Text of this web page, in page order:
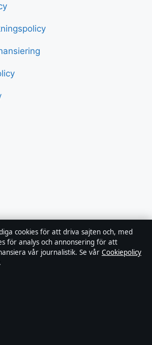
cookies för att driva sajten och, med
för analys och annonsering för att
vår journalistik. Se vår Cookiepolicy